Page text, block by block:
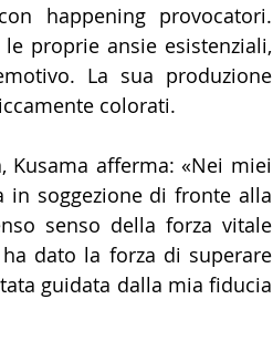
happening provocatori.
proprie ansie esistenziali,
La sua produzione
colorati.
afferma: «Nei miei
in soggezione di fronte alla
senso della forza vitale
dato la forza di superare
guidata dalla mia fiducia